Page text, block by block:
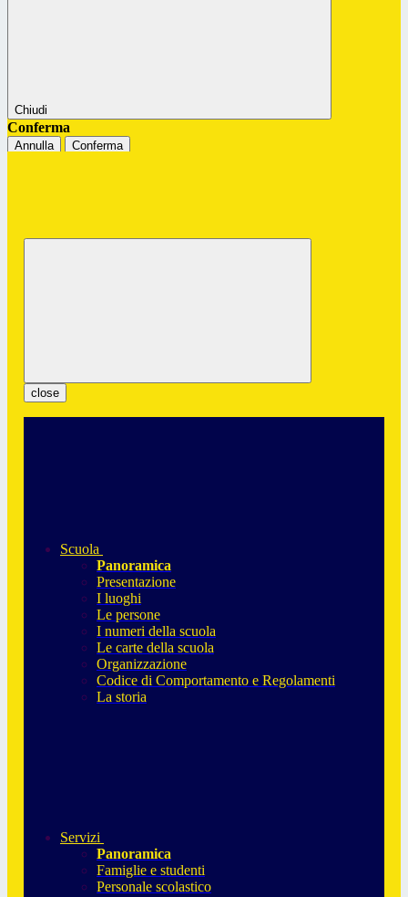
Chiudi
Conferma
Annulla Conferma
close
Scuola
Panoramica
Presentazione
I luoghi
Le persone
I numeri della scuola
Le carte della scuola
Organizzazione
Codice di Comportamento e Regolamenti
La storia
Servizi
Panoramica
Famiglie e studenti
Personale scolastico